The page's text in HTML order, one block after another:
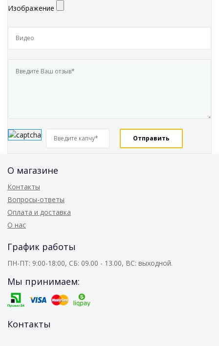
Изображение
О магазине
Контакты
Вопросы-ответы
Оплата и доставка
О нас
График работы
ПН-ПТ: 9:00-18:00, СБ: 09.00 - 13.00, ВС: выходной.
Мы принимаем:
Контакты